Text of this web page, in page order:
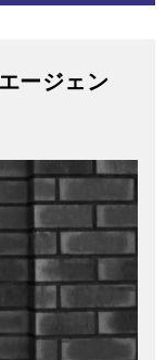
ージェン